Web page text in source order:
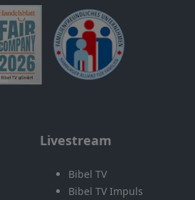
Livestream
Bibel TV
Bibel TV Impuls